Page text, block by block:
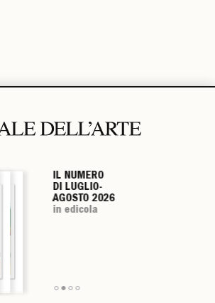
IL NUMERO
DI LUGLIO-
AGOSTO 2026
in edicola
IL NUMERO
DI LUGLIO-
AGOSTO 2026
in edicola
IL NUMERO
DI LUGLIO-
AGOSTO 2026
in edicola
IL NUMERO
DI LUGLIO-
AGOSTO 2026
in edicola